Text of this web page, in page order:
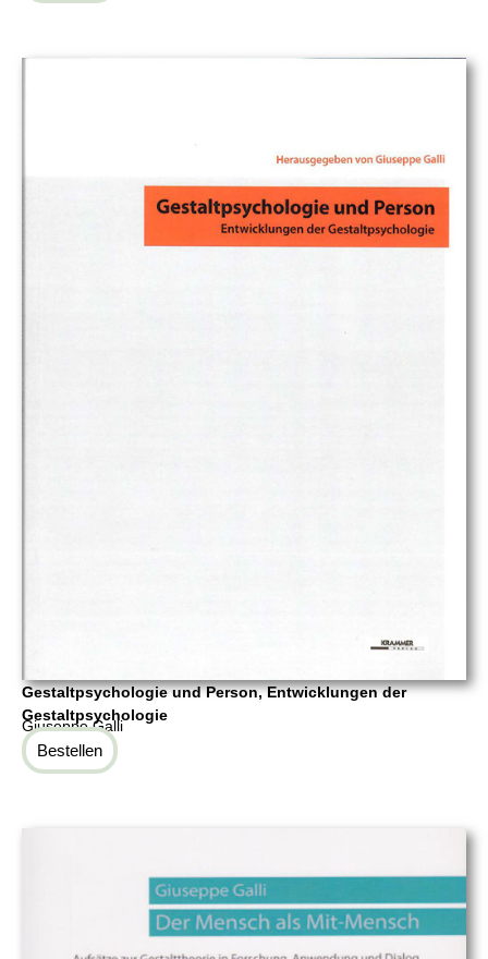
Gestaltpsychologie und Person, Entwicklungen der
Gestaltpsychologie
Giuseppe Galli
Bestellen